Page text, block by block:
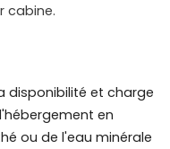
cabine.
disponibilité et charge
en
ou de l'eau minérale